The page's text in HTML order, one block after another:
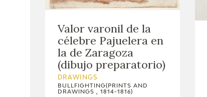
Valor varonil de la
célebre Pajuelera en
la de Zaragoza
(dibujo preparatorio)
DRAWINGS
BULLFIGHTING(PRINTS AND
DRAWINGS , 1814-1816)